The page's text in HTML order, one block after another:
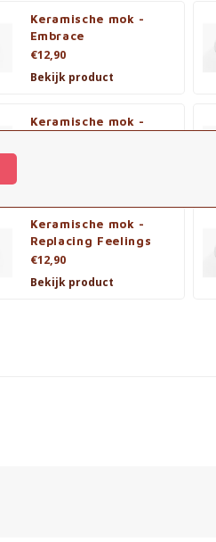
Keramische mok -
Embrace
€12,90
Bekijk product
Keramische mok -
Keramische mok -
Replacing Feelings
€12,90
Bekijk product